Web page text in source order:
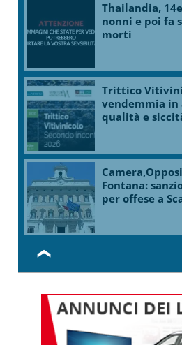
Thailandia,
nonni e poi fa
morti
Trittico
vendemmia
qualità e
Fontana:
per offese a
❮